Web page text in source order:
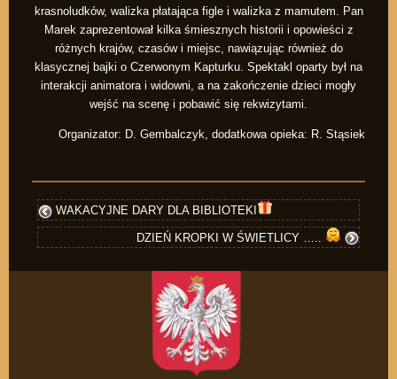
krasnoludków, walizka płatająca figle i walizka z mamutem. Pan
Marek zaprezentował kilka śmiesznych historii i opowieści z
różnych krajów, czasów i miejsc, nawiązując również do
klasycznej bajki o Czerwonym Kapturku. Spektakl oparty był na
interakcji animatora i widowni, a na zakończenie dzieci mogły
wejść na scenę i pobawić się rekwizytami.
Organizator: D. Gembalczyk, dodatkowa opieka: R. Stąsiek
WAKACYJNE DARY DLA BIBLIOTEKI
DZIEŃ KROPKI W ŚWIETLICY …..